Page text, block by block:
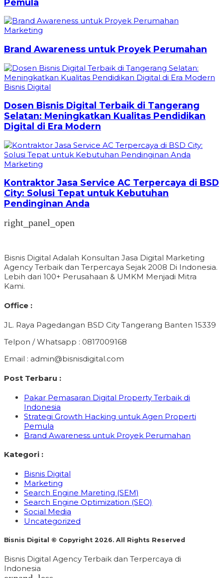
Pemula
Marketing
Brand Awareness untuk Proyek Perumahan
Bisnis Digital
Dosen Bisnis Digital Terbaik di Tangerang
Selatan: Meningkatkan Kualitas Pendidikan
Digital di Era Modern
Marketing
Kontraktor Jasa Service AC Terpercaya di BSD
City: Solusi Tepat untuk Kebutuhan
Pendinginan Anda
right_panel_open
Bisnis Digital Adalah Konsultan Jasa Digital Marketing
Agency Terbaik dan Terpercaya Sejak 2008 Di Indonesia.
Lebih dari 100+ Perusahaan & UMKM Menjadi Mitra
Kami.
Office :
JL. Raya Pagedangan BSD City Tangerang Banten 15339
Telpon / Whatsapp : 0817009168
Email : admin@bisnisdigital.com
Post Terbaru :
Pakar Pemasaran Digital Property Terbaik di
Indonesia
Strategi Growth Hacking untuk Agen Properti
Pemula
Brand Awareness untuk Proyek Perumahan
Kategori :
Bisnis Digital
Marketing
Search Engine Mareting (SEM)
Search Engine Optimization (SEO)
Social Media
Uncategorized
Bisnis Digital © Copyright 2026. All Rights Reserved
Bisnis Digital Agency Terbaik dan Terpercaya di
Indonesia